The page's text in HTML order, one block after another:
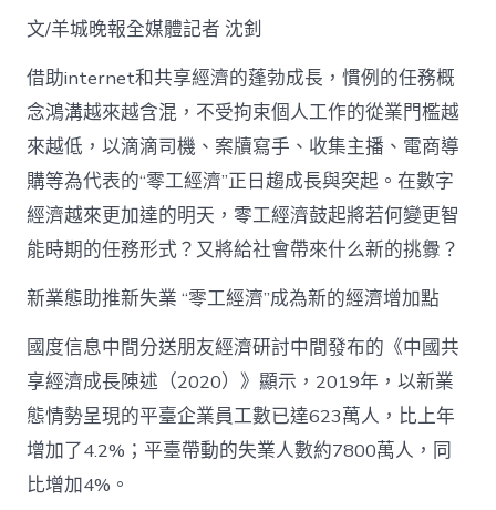
經
濟
正
klook
客
路
信
譽
卡
優
惠
興
起，
亟
構
建
安
康
發
展
文/羊城晚報全媒體記者 沈釗
借助internet和共享經濟的蓬勃成長，慣例的任務概
念鴻溝越來越含混，不受拘束個人工作的從業門檻越
來越低，以滴滴司機、案牘寫手、收集主播、電商導
購等為代表的“零工經濟”正日趨成長與突起。在數字
經濟越來更加達的明天，零工經濟鼓起將若何變更智
能時期的任務形式？又將給社會帶來什么新的挑釁？
新業態助推新失業 “零工經濟”成為新的經濟增加點
國度信息中間分送朋友經濟研討中間發布的《中國共
享經濟成長陳述（2020）》顯示，2019年，以新業
態情勢呈現的平臺企業員工數已達623萬人，比上年
增加了4.2%；平臺帶動的失業人數約7800萬人，同
比增加4%。